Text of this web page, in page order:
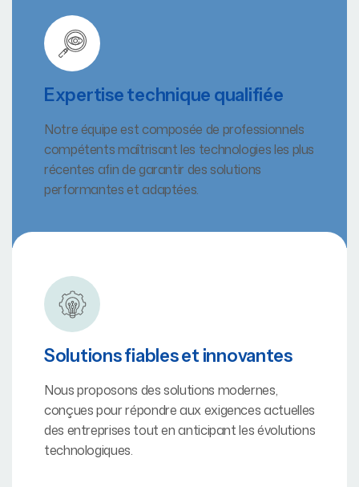
Expertise technique qualifiée
Notre équipe est composée de professionnels
compétents maîtrisant les technologies les plus
récentes afin de garantir des solutions
performantes et adaptées.
Solutions fiables et innovantes
Nous proposons des solutions modernes,
conçues pour répondre aux exigences actuelles
des entreprises tout en anticipant les évolutions
technologiques.